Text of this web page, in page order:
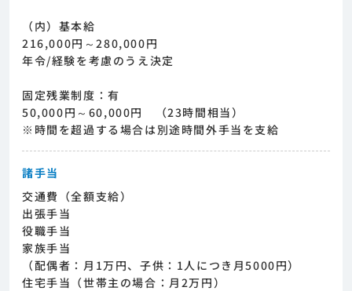
（内）基本給
216,000円～280,000円
年令/経験を考慮のうえ決定
固定残業制度：有
50,000円～60,000円 （23時間相当）
※時間を超過する場合は別途時間外手当を支給
諸手当
交通費（全額支給）
出張手当
役職手当
家族手当
（配偶者：月1万円、子供：1人につき月5000円）
住宅手当（世帯主の場合：月2万円）